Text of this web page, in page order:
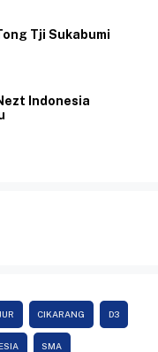
Tji Sukabumi
Indonesia
CIKARANG D3
SMA